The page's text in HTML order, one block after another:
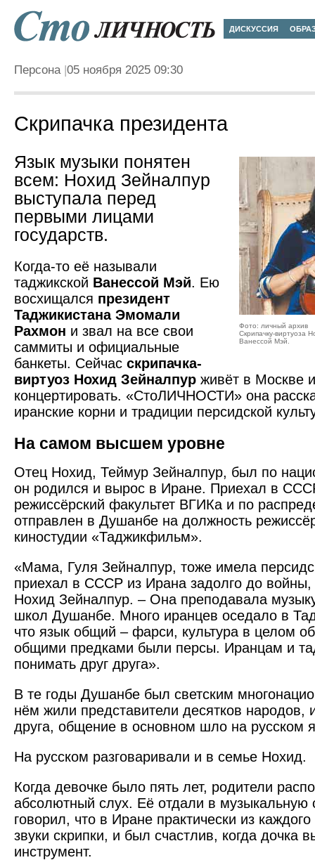
ДИСКУССИЯ
Персона 05 ноября 2025 09:30
Скрипачка президента
Фото: личный архив
Скрипачку-виртуоза
Ванессой Мэй.
Язык музыки понятен
всем: Нохид Зейналпур
выступала перед
первыми лицами
государств.
Когда-то её называли
таджикской Ванессой Мэй. Ею
восхищался президент
Таджикистана Эмомали
Рахмон и звал на все свои
саммиты и официальные
банкеты. Сейчас скрипачка-
виртуоз Нохид Зейналпур живёт в Москве
концертировать. «СтоЛИЧНОСТИ» она
иранские корни и традиции персидской
На самом высшем уровне
Отец Нохид, Теймур Зейналпур, был по
он родился и вырос в Иране. Приехал в
режиссёрский факультет ВГИКа и по
отправлен в Душанбе на должность
киностудии «Таджикфильм».
«Мама, Гуля Зейналпур, тоже имела
приехал в СССР из Ирана задолго до войны,
Нохид Зейналпур. – Она преподавала
школ Душанбе. Много иранцев оседало в
что язык общий – фарси, культура в целом
общими предками были персы. Иранцам и
понимать друг друга».
В те годы Душанбе был светским
нём жили представители десятков народов,
друга, общение в основном шло на русском
На русском разговаривали и в семье Нохид.
Когда девочке было пять лет, родители
абсолютный слух. Её отдали в музыкальную
говорил, что в Иране практически из
звуки скрипки, и был счастлив, когда дочка
инструмент.